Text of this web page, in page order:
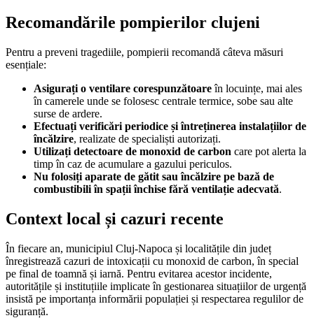
Recomandările pompierilor clujeni
Pentru a preveni tragediile, pompierii recomandă câteva măsuri
esențiale:
Asigurați o ventilare corespunzătoareîn locuințe, mai ales
în camerele unde se folosesc centrale termice, sobe sau alte
surse de ardere.
Efectuați verificări periodice și întreținerea instalațiilor de
încălzire, realizate de specialiști autorizați.
Utilizați detectoare de monoxid de carbon care pot alerta la
timp în caz de acumulare a gazului periculos.
Nu folosiți aparate de gătit sau încălzire pe bază de
combustibili în spații închise fără ventilație adecvată.
Context local și cazuri recente
În fiecare an, municipiul Cluj-Napoca și localitățile din județ
înregistrează cazuri de intoxicații cu monoxid de carbon, în special
pe final de toamnă și iarnă. Pentru evitarea acestor incidente,
autoritățile și instituțiile implicate în gestionarea situațiilor de urgență
insistă pe importanța informării populației și respectarea regulilor de
siguranță.